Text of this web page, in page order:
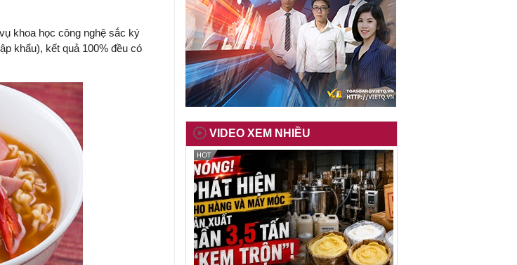
khoa học công nghệ sắc ký
khẩu), kết quả 100% đều có
VIDEO XEM NHIỀU